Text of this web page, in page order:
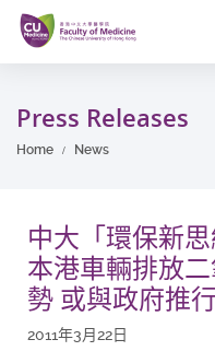
Skip
main
content
Press Releases
Home News
中大「環保新
本港車輛排放
勢 或與政府推
2011年3月22日